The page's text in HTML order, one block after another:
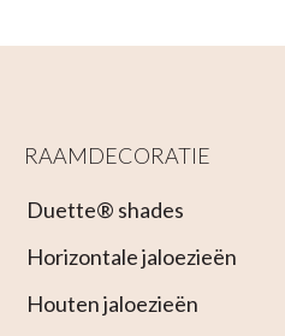
RAAMDECORATIE
Duette® shades
Horizontale jaloezieën
Houten jaloezieën